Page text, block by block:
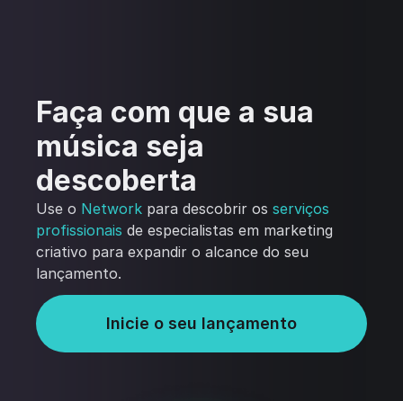
Faça com que a sua
música seja
descoberta
Use o Network para descobrir osserviços
profissionais de especialistas em marketing
criativo para expandir o alcance do seu
lançamento.
Inicie o seu lançamento